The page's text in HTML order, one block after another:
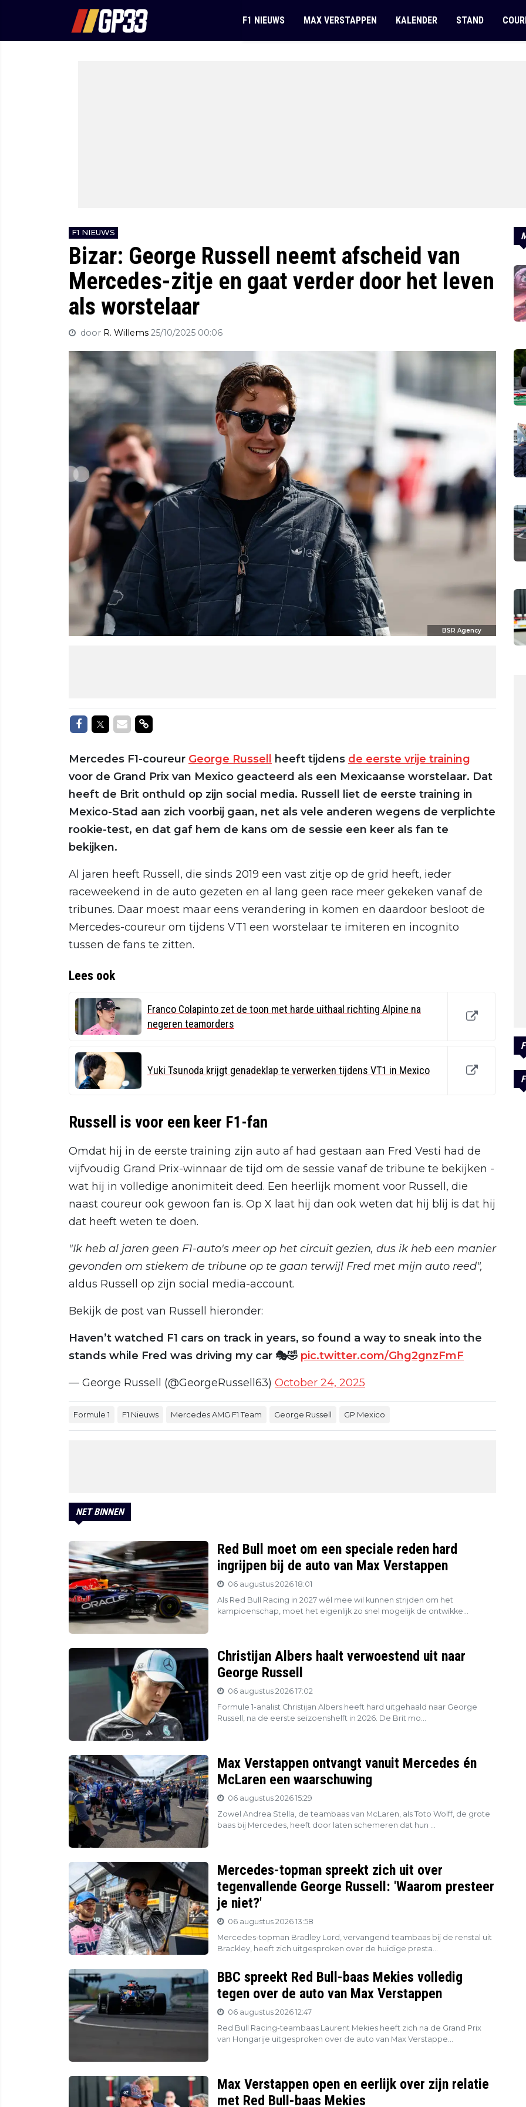
F1 NIEUWS MAX VERSTAPPEN KALENDER STAND
F1 NIEUWS
Bizar: George Russell neemt afscheid van
Mercedes-zitje en gaat verder door het leven
als worstelaar
door R. Willems 25/10/2025 00:06
BSR Agency
Delen op Facebook
Delen op Twitter
Delen via Mail
Delen via link
Mercedes F1-coureur George Russell heeft tijdens de eerste vrije training
voor de Grand Prix van Mexico geacteerd als een Mexicaanse worstelaar. Dat
heeft de Brit onthuld op zijn social media. Russell liet de eerste training in
Mexico-Stad aan zich voorbij gaan, net als vele anderen wegens de verplichte
rookie-test, en dat gaf hem de kans om de sessie een keer als fan te
bekijken.
Al jaren heeft Russell, die sinds 2019 een vast zitje op de grid heeft, ieder
raceweekend in de auto gezeten en al lang geen race meer gekeken vanaf de
tribunes. Daar moest maar eens verandering in komen en daardoor besloot de
Mercedes-coureur om tijdens VT1 een worstelaar te imiteren en incognito
tussen de fans te zitten.
Lees ook
Franco Colapinto zet de toon met harde uithaal richting Alpine na
negeren teamorders
Yuki Tsunoda krijgt genadeklap te verwerken tijdens VT1 in Mexico
Russell is voor een keer F1-fan
Omdat hij in de eerste training zijn auto af had gestaan aan Fred Vesti had de
vijfvoudig Grand Prix-winnaar de tijd om de sessie vanaf de tribune te bekijken -
wat hij in volledige anonimiteit deed. Een heerlijk moment voor Russell, die
naast coureur ook gewoon fan is. Op X laat hij dan ook weten dat hij blij is dat hij
dat heeft weten te doen.
"Ik heb al jaren geen F1-auto's meer op het circuit gezien, dus ik heb een manier
gevonden om stiekem de tribune op te gaan terwijl Fred met mijn auto reed",
aldus Russell op zijn social media-account.
Bekijk de post van Russell hieronder:
Haven’t watched F1 cars on track in years, so found a way to sneak into the
stands while Fred was driving my car 🎭🤣 pic.twitter.com/Ghg2gnzFmF
— George Russell (@GeorgeRussell63) October 24, 2025
Formule 1 F1 Nieuws Mercedes AMG F1 Team George Russell GP Mexico
NET BINNEN
Red Bull moet om een speciale reden hard
ingrijpen bij de auto van Max Verstappen
06 augustus 2026 18:01
Als Red Bull Racing in 2027 wél mee wil kunnen strijden om het
kampioenschap, moet het eigenlijk zo snel mogelijk de ontwikke...
Christijan Albers haalt verwoestend uit naar
George Russell
06 augustus 2026 17:02
Formule 1-analist Christijan Albers heeft hard uitgehaald naar George
Russell, na de eerste seizoenshelft in 2026. De Brit mo...
Max Verstappen ontvangt vanuit Mercedes én
McLaren een waarschuwing
06 augustus 2026 15:29
Zowel Andrea Stella, de teambaas van McLaren, als Toto Wolff, de grote
baas bij Mercedes, heeft door laten schemeren dat hun ...
Mercedes-topman spreekt zich uit over
tegenvallende George Russell: 'Waarom presteer
je niet?'
06 augustus 2026 13:58
Mercedes-topman Bradley Lord, vervangend teambaas bij de renstal uit
Brackley, heeft zich uitgesproken over de huidige presta...
BBC spreekt Red Bull-baas Mekies volledig
tegen over de auto van Max Verstappen
06 augustus 2026 12:47
Red Bull Racing-teambaas Laurent Mekies heeft zich na de Grand Prix
van Hongarije uitgesproken over de auto van Max Verstappe...
Max Verstappen open en eerlijk over zijn relatie
met Red Bull-baas Mekies